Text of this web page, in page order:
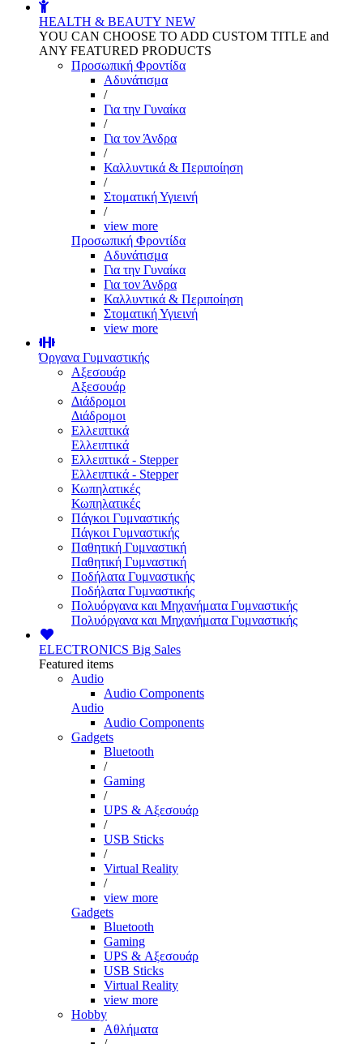
HEALTH & BEAUTY NEW
YOU CAN CHOOSE TO ADD CUSTOM TITLE and
ANY FEATURED PRODUCTS
Προσωπική Φροντίδα
Αδυνάτισμα
/
Για την Γυναίκα
/
Για τον Άνδρα
/
Καλλυντικά & Περιποίηση
/
Στοματική Υγιεινή
/
view more
Προσωπική Φροντίδα
Αδυνάτισμα
Για την Γυναίκα
Για τον Άνδρα
Καλλυντικά & Περιποίηση
Στοματική Υγιεινή
view more
Όργανα Γυμναστικής
Αξεσουάρ
Αξεσουάρ
Διάδρομοι
Διάδρομοι
Ελλειπτικά
Ελλειπτικά
Ελλειπτικά - Stepper
Ελλειπτικά - Stepper
Κωπηλατικές
Κωπηλατικές
Πάγκοι Γυμναστικής
Πάγκοι Γυμναστικής
Παθητική Γυμναστική
Παθητική Γυμναστική
Ποδήλατα Γυμναστικής
Ποδήλατα Γυμναστικής
Πολυόργανα και Μηχανήματα Γυμναστικής
Πολυόργανα και Μηχανήματα Γυμναστικής
ELECTRONICS Big Sales
Featured items
Audio
Audio Components
Audio
Audio Components
Gadgets
Bluetooth
/
Gaming
/
UPS & Αξεσουάρ
/
USB Sticks
/
Virtual Reality
/
view more
Gadgets
Bluetooth
Gaming
UPS & Αξεσουάρ
USB Sticks
Virtual Reality
view more
Hobby
Αθλήματα